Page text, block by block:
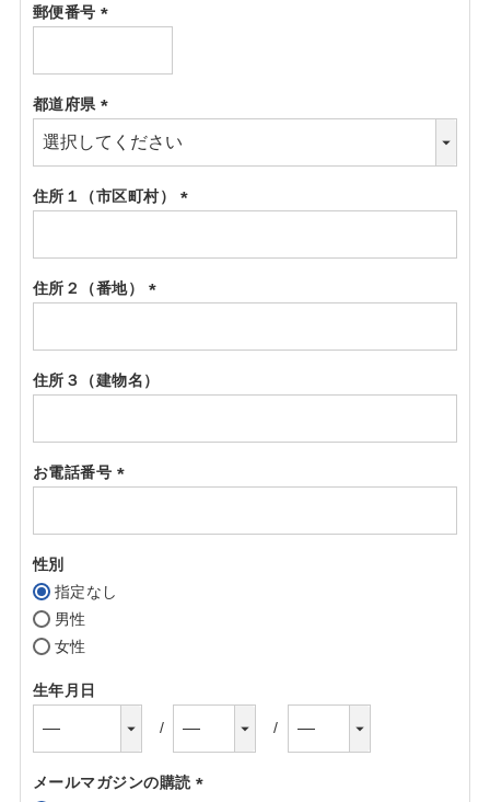
郵便番号
須)
都道府県
(必
須)
住所１（市区町村）
須)
住所２（番地）
須)
住所３（建物名）
お電話番号
須)
性別
指定なし
男性
女性
生年月日
メールマガジンの購読